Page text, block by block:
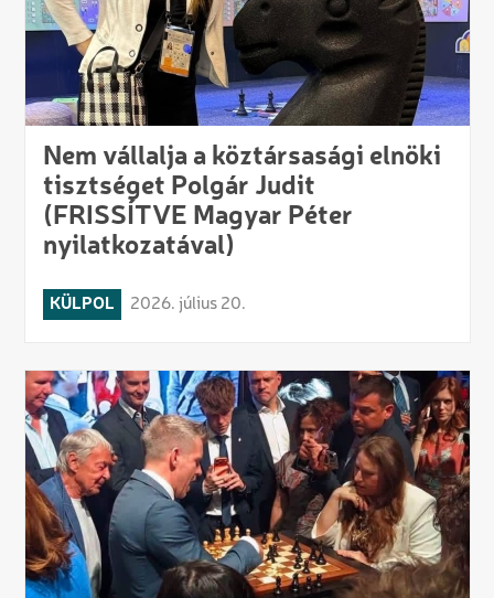
Nem vállalja a köztársasági elnöki
tisztséget Polgár Judit
(FRISSÍTVE Magyar Péter
nyilatkozatával)
KÜLPOL 2026. július 20.